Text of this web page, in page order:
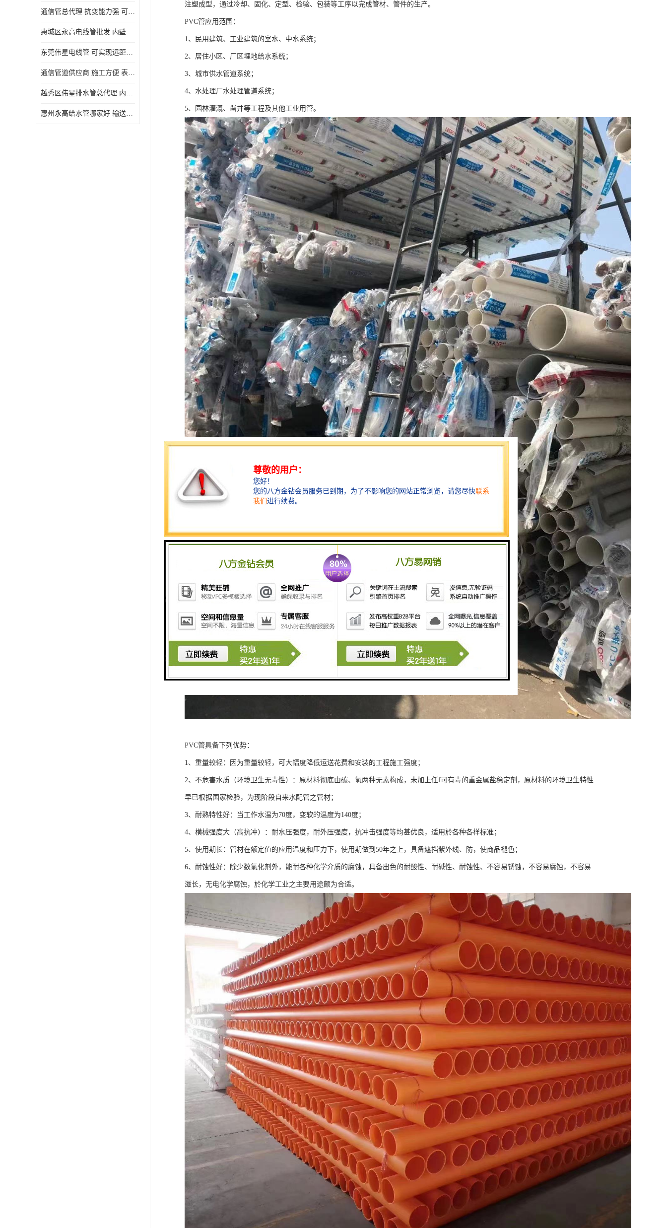
通信管总代理 抗变能力强 可耐强震 扭曲
惠城区永高电线管批发 内壁光滑 抗震性能好
东莞伟星电线管 可实现远距离通信 频率稳定性好
通信管道供应商 施工方便 表面电阻系数大
越秀区伟星排水管总代理 内部表面光滑 大功率 效率高
惠州永高给水管哪家好 输送能力强 方便施工和运输
注塑成型，通过冷却、固化、定型、检验、包装等工序以完成管材、管件的生产。
PVC管应用范围：
1、民用建筑、工业建筑的室水、中水系统；
2、居住小区、厂区埋地给水系统；
3、城市供水管道系统；
4、水处理厂水处理管道系统；
5、园林灌溉、凿井等工程及其他工业用管。
PVC管具备下列优势：
1、重量较轻：因为重量较轻，可大幅度降低运送花费和安装的工程施工强度；
2、不危害水质（环境卫生无毒性）：原材料彻底由碳、氢两种无素构成，未加上任f可有毒的重金属盐稳定剂，原材料的环境卫生特性
早已根据国家检验，为现阶段自来水配管之管材；
3、耐熟特性好：当工作水温为70度，变软的温度为140度；
4、横械强度大（高抗冲）：耐水压强度，耐外压强度，抗冲击强度等均甚优良，适用於各种各样标准；
5、使用期长：管材在额定值的应用温度和压力下，使用期做到50年之上，具备遮挡紫外线、防，使商品褪色；
6、耐蚀性好：除少数氢化剂外，能耐各种化学介质的腐蚀，具备出色的耐酸性、耐碱性、耐蚀性、不容易锈蚀，不容易腐蚀，不容易
滋长，无电化学腐蚀，於化学工业之主要用途颇为合适。